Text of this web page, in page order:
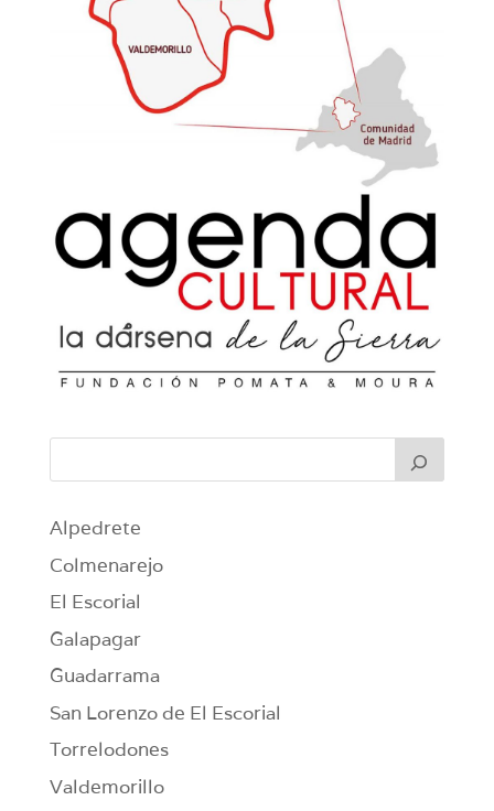
Alpedrete
Colmenarejo
El Escorial
Galapagar
Guadarrama
San Lorenzo de El Escorial
Torrelodones
Valdemorillo